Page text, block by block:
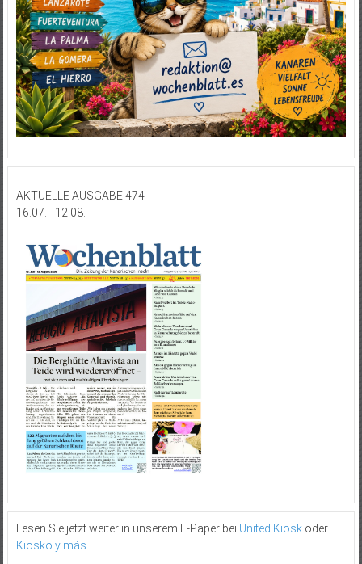
AKTUELLE AUSGABE 474
16.07. - 12.08.
Lesen Sie jetzt weiter in unserem E-Paper bei United Kioskoder
Kiosko y más